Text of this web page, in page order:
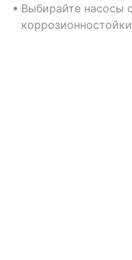
промышленность,
операции.
значение,
предприятиях,
Выбирайте насосы